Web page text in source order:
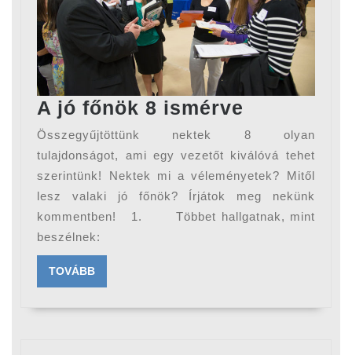
A jó főnök 8 ismérve
jó
főnök
8
ismérve
Összegyűjtöttünk nektek 8 olyan
tulajdonságot, ami egy vezetőt kiválóvá tehet
szerintünk! Nektek mi a véleményetek? Mitől
lesz valaki jó főnök? Írjátok meg nekünk
kommentben! 1. Többet hallgatnak, mint
beszélnek:
TOVÁBBTOVÁBB